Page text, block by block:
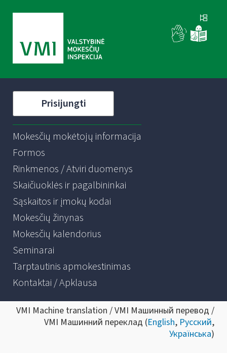
Prisijungti
Mokesčių mokėtojų informacija
Formos
Rinkmenos / Atviri duomenys
Skaičiuoklės ir pagalbininkai
Sąskaitos ir įmokų kodai
Mokesčių žinynas
Mokesčių kalendorius
Seminarai
Tarptautinis apmokestinimas
Kontaktai / Apklausa
VMI Machine translation / VMI Машинный перевод /
VMI Машинний переклад (English, Русский,
Українська)